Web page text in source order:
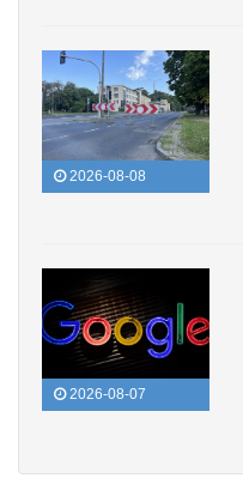
2026-08-08
2026-08-07